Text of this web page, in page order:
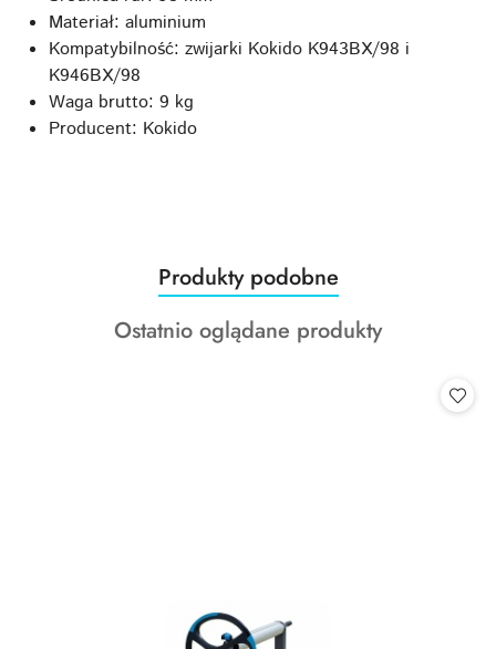
Materiał: aluminium
Kompatybilność: zwijarki Kokido K943BX/98 i
K946BX/98
Waga brutto: 9 kg
Producent: Kokido
Pomiń karuzelę produktów
Produkty
o
statusie:
Produkty podobne
Produkty
Ostatnio oglądane produkty